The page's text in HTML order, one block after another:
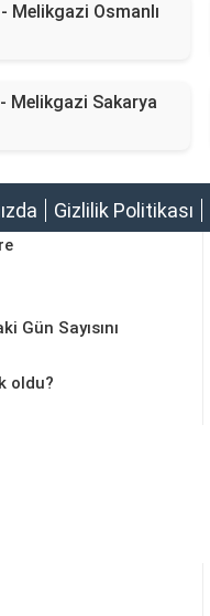
Melikgazi Osmanlı
- Melikgazi Sakarya
Gizlilik Politikası
Gün Sayısını
oldu?